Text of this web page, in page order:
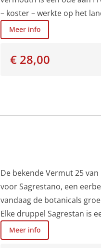
– koster – werkte op het
Meer info
€ 28,00
De bekende Vermut 25
voor Sagrestano, een
vandaag de botanicals
Elke druppel Sagrestan is
verleden en het
label is met de hand
Meer info